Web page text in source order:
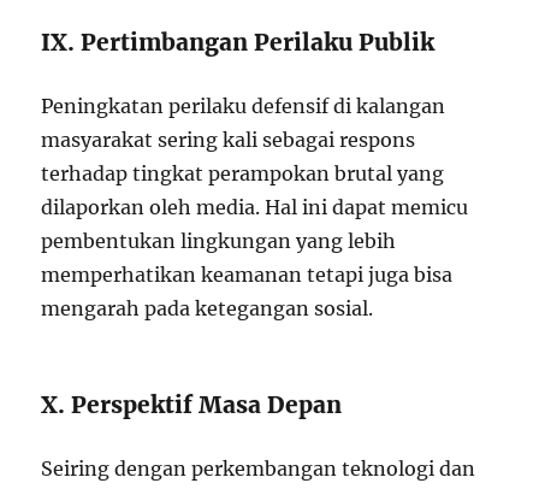
IX. Pertimbangan Perilaku Publik
Peningkatan perilaku defensif di kalangan
masyarakat sering kali sebagai respons
terhadap tingkat perampokan brutal yang
dilaporkan oleh media. Hal ini dapat memicu
pembentukan lingkungan yang lebih
memperhatikan keamanan tetapi juga bisa
mengarah pada ketegangan sosial.
X. Perspektif Masa Depan
Seiring dengan perkembangan teknologi dan